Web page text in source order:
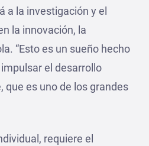
a la investigación y el
la innovación, la
“Esto es un sueño hecho
el desarrollo
es uno de los grandes
requiere el